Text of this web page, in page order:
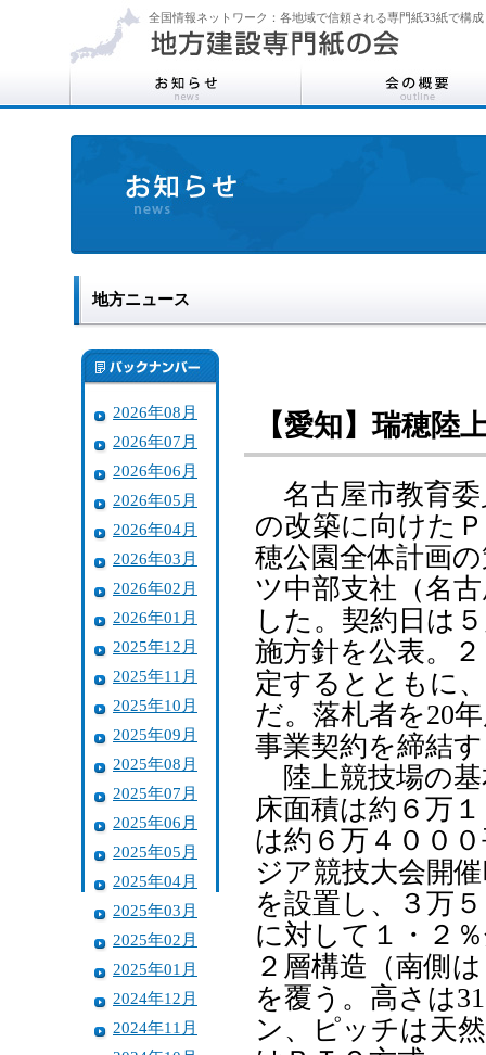
全国情報ネットワーク：各地域で信頼される専門紙33紙で構成
地方ニュース
2026年08月
2026年07月
2026年06月
2026年05月
2026年04月
2026年03月
2026年02月
2026年01月
2025年12月
2025年11月
2025年10月
2025年09月
2025年08月
2025年07月
2025年06月
2025年05月
2025年04月
2025年03月
2025年02月
2025年01月
2024年12月
2024年11月
【愛知】瑞穂
名古屋市教育委
の改築に向けた
穂公園全体計画
ツ中部支社（名
した。契約日は
施方針を公表。
定するとともに
だ。落札者を20
事業契約を締結
陸上競技場の基
床面積は約６万
は約６万４００
ジア競技大会開
を設置し、３万
に対して１・２
２層構造（南側
を覆う。高さは
ン、ピッチは天